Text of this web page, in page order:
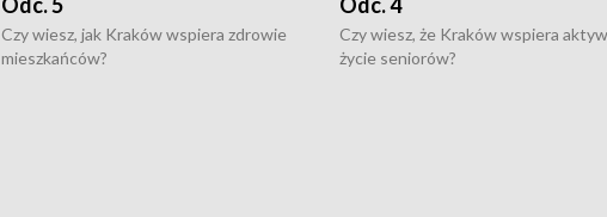
Czy wiesz, jak Kraków wspiera zdrowie
mieszkańców?
Czy wiesz, że Kraków wspiera
życie seniorów?